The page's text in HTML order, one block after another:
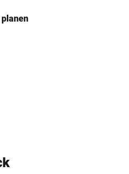
planen